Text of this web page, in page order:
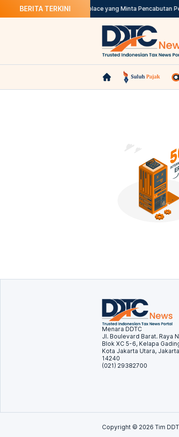
BERITA TERKINI
Rumah DJP Teliti Marketplace yang Minta Pencabutan
Menara DDTC
Jl. Boulevard Barat. Raya
Blok XC 5-6, Kelapa
Kota Jakarta Utara, Jakarta
14240
(021) 29382700
Copyright © 2026 Tim